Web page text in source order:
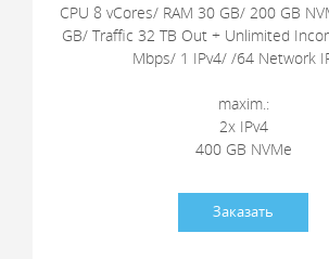
CPU 8 vCores/ RAM 30 GB/ 200 GB
GB/ Traffic 32 TB Out + Unlimited
Mbps/ 1 IPv4/ /64 Network
maxim.:
2x IPv4
400 GB NVMe
Заказать